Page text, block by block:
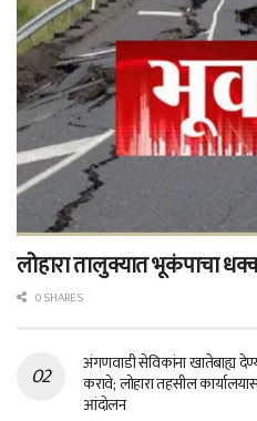
लोहारा तालुक्यात भूकंपाचा
0 SHARES
अंगणवाडी सेविकांना खातेबाह्य
करावे; लोहारा तहसील
आंदोलन